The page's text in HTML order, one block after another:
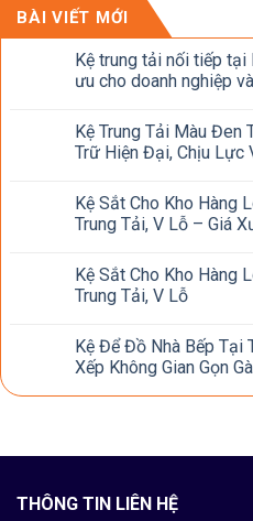
BÀI VIẾT MỚI
Kệ trung tải nối tiếp
ưu cho doanh nghiệp
Kệ Trung Tải Màu Đen
Trữ Hiện Đại, Chịu Lực
Kệ Sắt Cho Kho Hàng
Trung Tải, V Lỗ – Giá
Kệ Sắt Cho Kho Hàng
Trung Tải, V Lỗ
Kệ Để Đồ Nhà Bếp Tại
Xếp Không Gian Gọn
THÔNG TIN LIÊN HỆ